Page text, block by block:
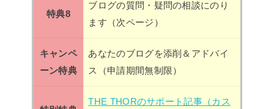
特典8
ブログの質問・疑問の相談にのり
ます（次ページ）
キャンペ
ーン特典
あなたのブログを添削＆アドバイ
ス（申請期間無制限）
THE THORのサポート記事（カス